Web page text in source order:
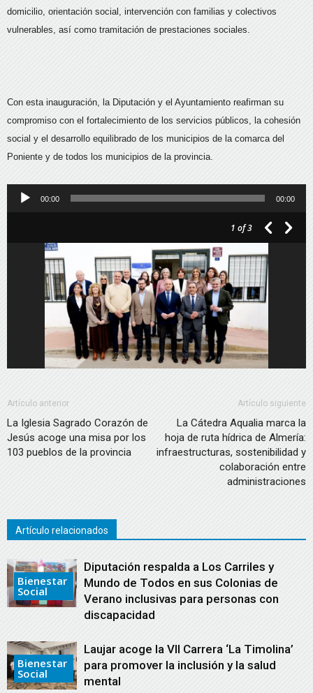
domicilio, orientación social, intervención con familias y colectivos
vulnerables, así como tramitación de prestaciones sociales.
Con esta inauguración, la Diputación y el Ayuntamiento reafirman su
compromiso con el fortalecimiento de los servicios públicos, la cohesión
social y el desarrollo equilibrado de los municipios de la comarca del
Poniente y de todos los municipios de la provincia.
Reproductor
00:00 00:00
1 of 3
Artículo anterior
La Iglesia Sagrado Corazón de
Jesús acoge una misa por los
103 pueblos de la provincia
Artículo siguiente
La Cátedra Aqualia marca la
hoja de ruta hídrica de Almería:
infraestructuras, sostenibilidad y
colaboración entre
administraciones
Artículo relacionados
Bienestar
Social
Diputación respalda a Los Carriles y
Mundo de Todos en sus Colonias de
Verano inclusivas para personas con
discapacidad
Bienestar
Social
Laujar acoge la VII Carrera ‘La Timolina’
para promover la inclusión y la salud
mental